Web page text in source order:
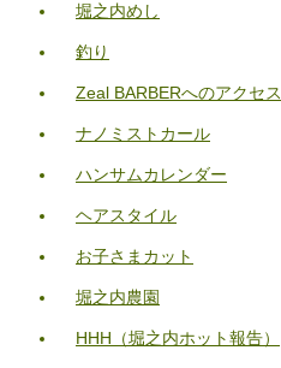
堀之内めし
釣り
Zeal BARBERへのアクセス
ナノミストカール
ハンサムカレンダー
ヘアスタイル
お子さまカット
堀之内農園
HHH（堀之内ホット報告）